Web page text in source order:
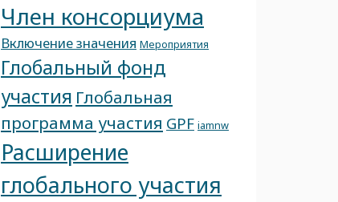
Член консорциума
Включение значения Мероприятия
Глобальный фонд
участия Глобальная
программа участия GPF iamnw
Расширение
глобального участия